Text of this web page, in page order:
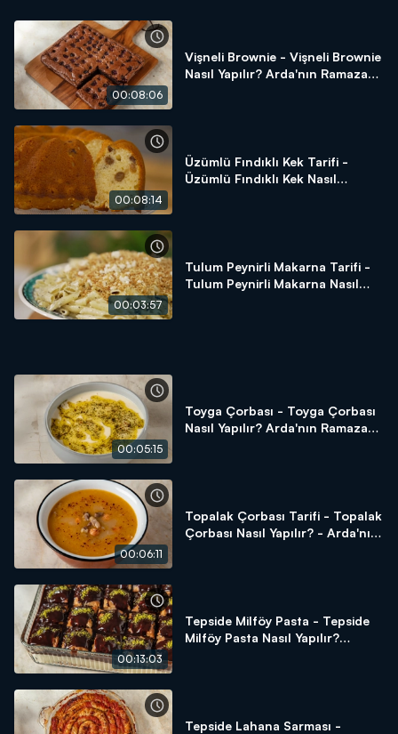
00:08:06
Vişneli Brownie - Vişneli Brownie
Nasıl Yapılır? Arda'nın Ramazan
00:08:14
Üzümlü Fındıklı Kek Tarifi -
Üzümlü Fındıklı Kek Nasıl
00:03:57
Tulum Peynirli Makarna Tarifi -
Tulum Peynirli Makarna Nasıl
00:05:15
Toyga Çorbası - Toyga Çorbası
Nasıl Yapılır? Arda'nın Ramazan
00:06:11
Topalak Çorbası Tarifi - Topalak
Çorbası Nasıl Yapılır? - Arda'nın
00:13:03
Tepside Milföy Pasta - Tepside
Milföy Pasta Nasıl Yapılır?
Tepside Lahana Sarması -